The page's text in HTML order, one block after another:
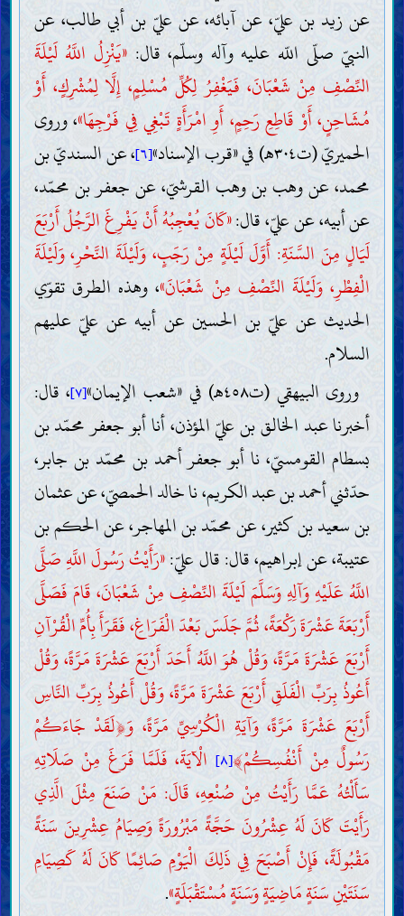
عن زيد بن عليّ، عن آبائه، عن عليّ بن أبي طالب، عن
النبيّ صلّى اللّه عليه وآله وسلّم، قال:«يَنْزِلُ اللَّهُ لَيْلَةَ
النِّصْفِ مِنْ شَعْبَانَ، فَيَغْفِرُ لِكُلِّ مُسْلِمٍ، إِلَّا لِمُشْرِكٍ، أَوْ
مُشَاحِنٍ، أَوْ قَاطِعِ رَحِمٍ، أَوِ امْرَأَةٍ تَبْغِي فِي فَرْجِهَا»، وروى
الحميريّ (ت٣٠٤هـ) في «قرب الإسناد»
[٦] ، عن السنديّ بن
محمد، عن وهب بن وهب القرشيّ، عن جعفر بن محمّد،
عن أبيه، عن عليّ، قال:«كَانَ يُعْجِبُهُ أَنْ يَفْرِغَ الرَّجُلُ أَرْبَعَ
لَيَالٍ مِنَ السَّنَةِ: أَوَّلَ لَيْلَةٍ مِنْ رَجَبٍ، وَلَيْلَةَ النَّحْرِ، وَلَيْلَةَ
الْفِطْرِ، وَلَيْلَةَ النِّصْفِ مِنْ شَعْبَانَ»، وهذه الطرق تقوّي
الحديث عن عليّ بن الحسين عن أبيه عن عليّ عليهم
السلام.
وروى البيهقي (ت٤٥٨هـ) في «شعب الإيمان»
[٧] ، قال:
أخبرنا عبد الخالق بن عليّ المؤذن، أنا أبو جعفر محمّد بن
بسطام القومسيّ، نا أبو جعفر أحمد بن محمّد بن جابر،
حدّثني أحمد بن عبد الكريم، نا خالد الحمصيّ، عن عثمان
بن سعيد بن كثير، عن محمّد بن المهاجر، عن الحكم بن
عتيبة، عن إبراهيم، قال: قال عليّ:«رَأَيْتُ رَسُولَ اللَّهِ صَلَّى
اللَّهُ عَلَيْهِ وَآلِهِ وَسَلَّمَ لَيْلَةَ النِّصْفِ مِنْ شَعْبَانَ، قَامَ فَصَلَّى
أَرْبَعَةَ عَشْرَةَ رَكْعَةً، ثُمَّ جَلَسَ بَعْدَ الْفَرَاغِ، فَقَرَأَ بِأُمِّ الْقُرْآنِ
أَرْبَعَ عَشْرَةَ مَرَّةً، وَقُلْ هُوَ اللَّهُ أَحَدَ أَرْبَعَ عَشْرَةَ مَرَّةً، وَقُلْ
أَعُوذُ بِرَبِّ الْفَلَقِ أَرْبَعَ عَشْرَةَ مَرَّةً، وَقُلْ أَعُوذُ بِرَبِّ النَّاسِ
أَرْبَعَ عَشْرَةَ مَرَّةً، وَآيَةِ الْكُرْسِيِّ مَرَّةً، وَ﴿لَقَدْ جَاءَكُمْ
رَسُولٌ مِنْ أَنْفُسِكُمْ﴾[٨]
الْآيَةَ، فَلَمَّا فَرَغَ مِنْ صَلَاتِهِ
سَأَلْتُهُ عَمَّا رَأَيْتُ مِنْ صُنْعِهِ، قَالَ: مَنْ صَنَعَ مِثْلَ الَّذِي
رَأَيْتَ كَانَ لَهُ عِشْرُونَ حَجَّةً مَبْرُورَةً وَصِيَامُ عِشْرِينَ سَنَةً
مَقْبُولَةً، فَإِنْ أَصْبَحَ فِي ذَلِكَ الْيَوْمِ صَائِمًا كَانَ لَهُ كَصِيَامِ
سَنَتَيْنِ سَنَةٍ مَاضِيَةٍ وَسَنَةٍ مُسْتَقْبَلَةٍ».